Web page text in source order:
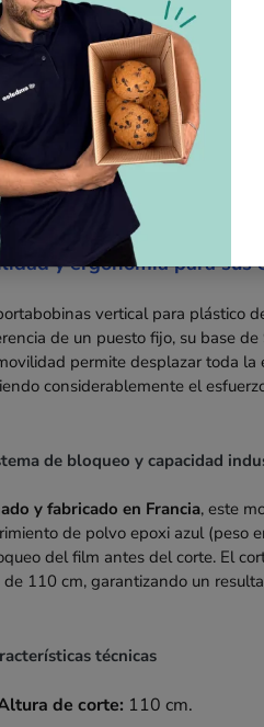
y ergonomía para sus
vertical para plástico
de un puesto fijo, su base
permite desplazar toda
considerablemente el
de bloqueo y capacidad
y fabricado en Francia, este
de polvo epoxi azul (peso
del film antes del corte. El
de 110 cm, garantizando un
técnicas
de corte: 110 cm.